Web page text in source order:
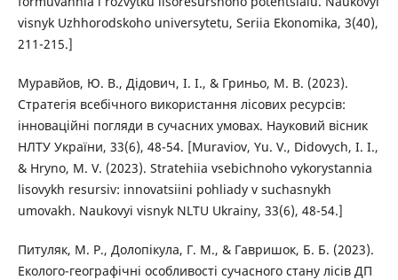
visnyk Uzhhorodskoho universytetu, Seriia Ekonomika, 3(40),
211-215.]
Муравйов, Ю. В., Дідович, І. І., & Гриньо, М. В. (2023).
Стратегія всебічного використання лісових ресурсів:
інноваційні погляди в сучасних умовах. Науковий вісник
НЛТУ України, 33(6), 48-54. [Muraviov, Yu. V., Didovych, I. I.,
& Hryno, M. V. (2023). Stratehiia vsebichnoho vykorystannia
lisovykh resursiv: innovatsiini pohliady v suchasnykh
umovakh. Naukovyi visnyk NLTU Ukrainy, 33(6), 48-54.]
Питуляк, М. Р., Долопікула, Г. М., & Гавришок, Б. Б. (2023).
Еколого-географічні особливості сучасного стану лісів ДП